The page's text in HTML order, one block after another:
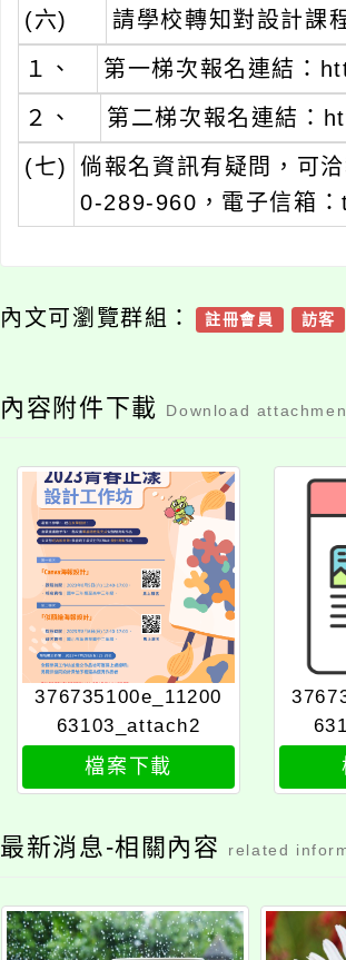
(六)
請學校轉知對設計課
１、
第一梯次報名連結：
２、
第二梯次報名連結：
(七)
倘報名資訊有疑問，可
0-289-960，電子信箱
內文可瀏覽群組： 註冊會員 訪客
內容附件下載 Download
376735100e_11200
63103_attach2
檔案下載
最新消息-相關內容 related